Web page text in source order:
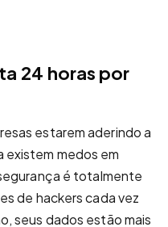
24 horas por
estarem aderindo a
existem medos em
é totalmente
de hackers cada vez
seus dados estão mais